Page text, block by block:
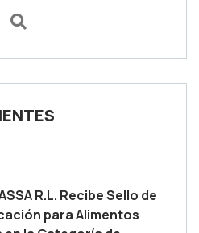
R.L. Recibe Sello de
para Alimentos